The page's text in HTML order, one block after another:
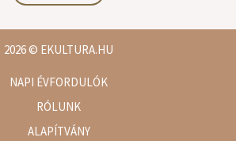
2026© EKULTURA.HU
NAPI ÉVFORDULÓK
RÓLUNK
ALAPÍTVÁNY